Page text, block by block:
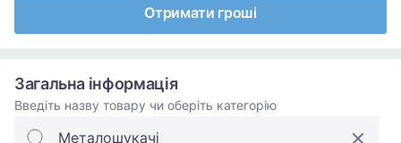
Отримати гроші
Загальна інформація
Введіть назву товару чи оберіть категорію